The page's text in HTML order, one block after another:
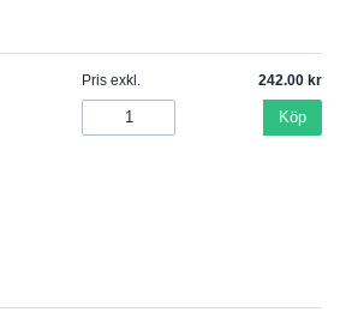
Pris exkl. 242.00
Köp